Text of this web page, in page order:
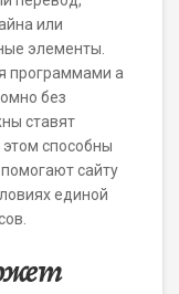
или
элементы.
программами а
без
ставят
способны
сайту
единой